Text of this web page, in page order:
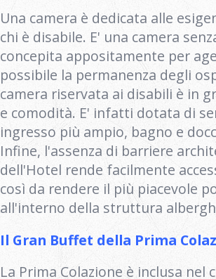
Una camera è dedicata alle
chi è disabile. E' una camera
concepita appositamente per
possibile la permanenza degli
camera riservata ai disabili è in
e comodità. E' infatti dotata di
ingresso più ampio, bagno e
Infine, l'assenza di barriere
dell'Hotel rende facilmente
così da rendere il più piacevole
all'interno della struttura
Il Gran Buffet della Prima
La Prima Colazione è inclusa nel